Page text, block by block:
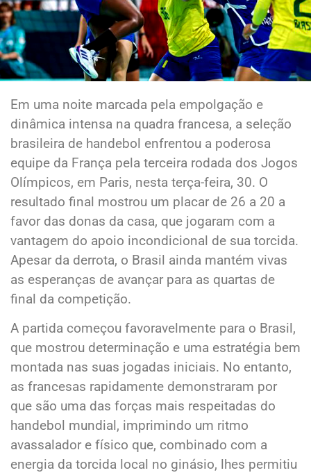
Em uma noite marcada pela empolgação e
dinâmica intensa na quadra francesa, a seleção
brasileira de handebol enfrentou a poderosa
equipe da França pela terceira rodada dos Jogos
Olímpicos, em Paris, nesta terça-feira, 30. O
resultado final mostrou um placar de 26 a 20 a
favor das donas da casa, que jogaram com a
vantagem do apoio incondicional de sua torcida.
Apesar da derrota, o Brasil ainda mantém vivas
as esperanças de avançar para as quartas de
final da competição.
A partida começou favoravelmente para o Brasil,
que mostrou determinação e uma estratégia bem
montada nas suas jogadas iniciais. No entanto,
as francesas rapidamente demonstraram por
que são uma das forças mais respeitadas do
handebol mundial, imprimindo um ritmo
avassalador e físico que, combinado com a
energia da torcida local no ginásio, lhes permitiu